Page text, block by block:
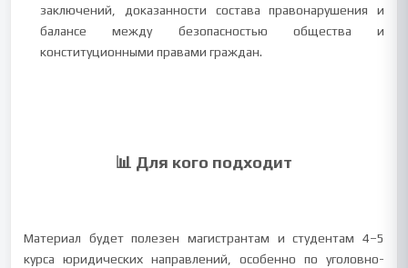
заключений, доказанности состава правонарушения и
балансе между безопасностью общества и
конституционными правами граждан.
📊 Для кого подходит
Материал будет полезен магистрантам и студентам 4–5
курса юридических направлений, особенно по уголовно-